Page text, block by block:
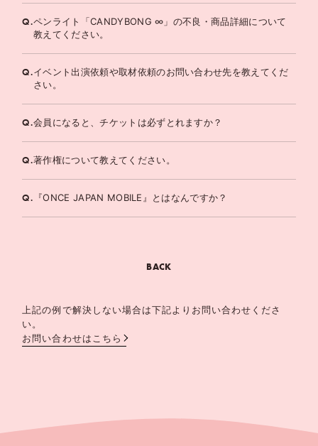
Q.ペンライト「CANDYBONG ∞」の不良・商品詳細について
教えてください。
Q.イベント出演依頼や取材依頼のお問い合わせ先を教えてくだ
さい。
Q.会員になると、チケットは必ずとれますか？
Q.著作権について教えてください。
Q. 『ONCE JAPAN MOBILE』とはなんですか？
BACK
上記の例で解決しない場合は下記よりお問い合わせくださ
い。
お問い合わせはこちら